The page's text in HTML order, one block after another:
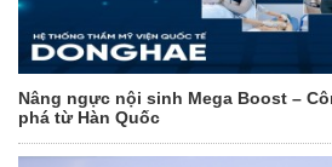
Nâng ngực nội sinh Mega Boost –
phá từ Hàn Quốc